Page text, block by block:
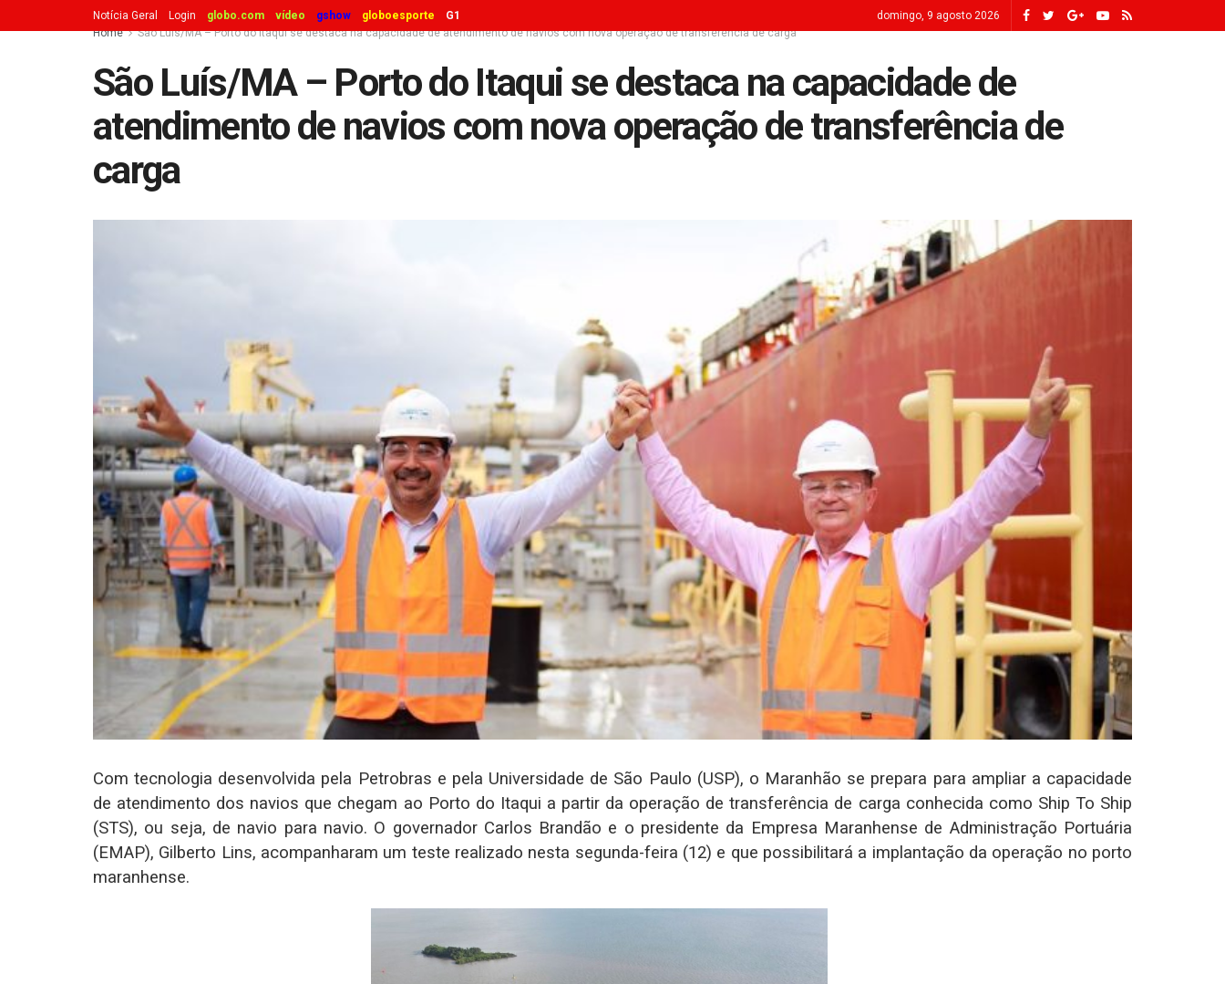
Notícia Geral Login globo.com vídeo gshow globoesporte G1
domingo, 9 agosto 2026
Home
São Luís/MA – Porto do Itaqui se destaca na capacidade de atendimento de navios com nova operação de transferência de carga
São Luís/MA – Porto do Itaqui se destaca na capacidade de
atendimento de navios com nova operação de transferência de
carga
Com tecnologia desenvolvida pela Petrobras e pela Universidade de São Paulo (USP), o Maranhão se prepara para ampliar a capacidade
de atendimento dos navios que chegam ao Porto do Itaqui a partir da operação de transferência de carga conhecida como Ship To Ship
(STS), ou seja, de navio para navio. O governador Carlos Brandão e o presidente da Empresa Maranhense de Administração Portuária
(EMAP), Gilberto Lins, acompanharam um teste realizado nesta segunda-feira (12) e que possibilitará a implantação da operação no porto
maranhense.